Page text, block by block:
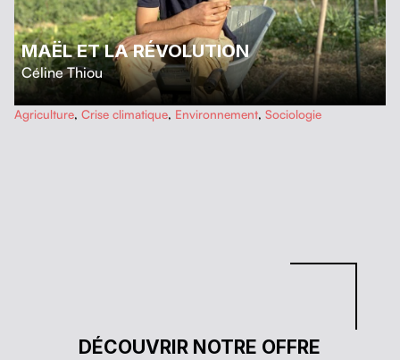
MAËL ET LA RÉVOLUTION
Céline Thiou
…
Agriculture, Crise climatique, Environnement, Sociologie
DÉCOUVRIR NOTRE OFFRE